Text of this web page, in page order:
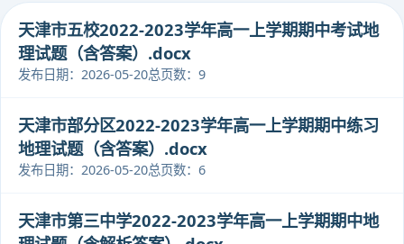
天津市五校2022-2023学年高一上学期期中考试地
理试题（含答案）.docx
发布日期：2026-05-20总页数：9
天津市部分区2022-2023学年高一上学期期中练习
地理试题（含答案）.docx
发布日期：2026-05-20总页数：6
天津市第三中学2022-2023学年高一上学期期中地